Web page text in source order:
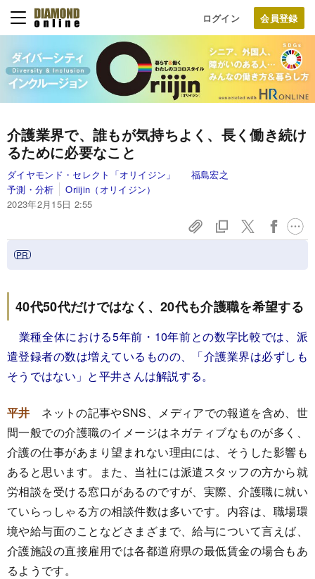
ログイン
介護業界で、誰もが気持ちよく、長く働き続け
るために必要なこと
ダイヤモンド・セレクト「オリイジン」
福島宏之
予測・分析
Oriijin（オリイジン）
2023年2月15日 2:55
40代50代だけではなく、20代も介護職を希望する
業種全体における5年前・10年前との数字比較では、派
遣登録者の数は増えているものの、「介護業界は必ずしも
そうではない」と平井さんは解説する。
平井 ネットの記事やSNS、メディアでの報道を含め、世
間一般での介護職のイメージはネガティブなものが多く、
介護の仕事があまり望まれない理由には、そうした影響も
あると思います。また、当社には派遣スタッフの方から就
労相談を受ける窓口があるのですが、実際、介護職に就い
ていらっしゃる方の相談件数は多いです。内容は、職場環
境や給与面のことなどさまざまで、給与について言えば、
介護施設の直接雇用では各都道府県の最低賃金の場合もあ
るようです。